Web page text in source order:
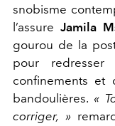
snobisme
l’assure Jamila
gourou de la
pour
confinements et
bandoulières. «
corriger, »